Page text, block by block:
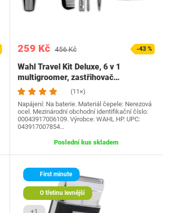
259 Kč 456 Kč -43 %
Wahl Travel Kit Deluxe, 6 v 1
multigroomer, zastřihovač…
(11×)
Napájení: Na baterie. Materiál čepele: Nerezová
ocel. Mezinárodní obchodní identifikační číslo:
00043917006109. Výrobce: WAHL HP. UPC:
043917007854…
Poslední kus skladem
First minute
O třetinu levnější
+1